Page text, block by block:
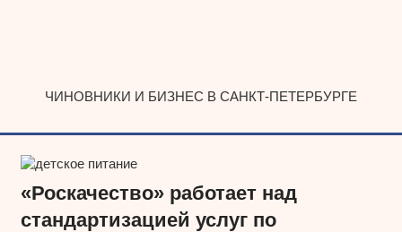
ЧИНОВНИКИ И БИЗНЕС В САНКТ-ПЕТЕРБУРГЕ
«Роскачество» работает над
стандартизацией услуг по